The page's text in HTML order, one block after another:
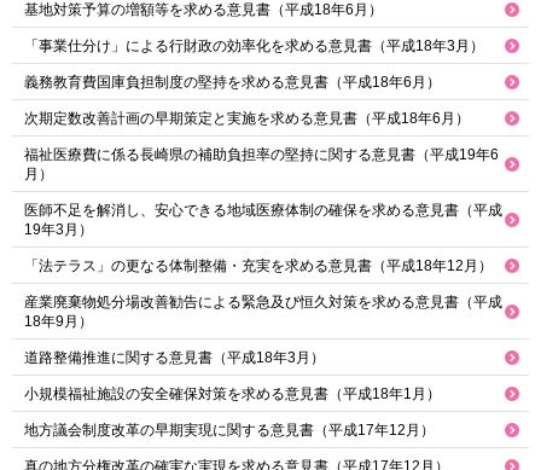
基地対策予算の増額等を求める意見書（平成18年6月）
「事業仕分け」による行財政の効率化を求める意見書（平成18年3月）
義務教育費国庫負担制度の堅持を求める意見書（平成18年6月）
次期定数改善計画の早期策定と実施を求める意見書（平成18年6月）
福祉医療費に係る長崎県の補助負担率の堅持に関する意見書（平成19年6
月）
医師不足を解消し、安心できる地域医療体制の確保を求める意見書（平成
19年3月）
「法テラス」の更なる体制整備・充実を求める意見書（平成18年12月）
産業廃棄物処分場改善勧告による緊急及び恒久対策を求める意見書（平成
18年9月）
道路整備推進に関する意見書（平成18年3月）
小規模福祉施設の安全確保対策を求める意見書（平成18年1月）
地方議会制度改革の早期実現に関する意見書（平成17年12月）
真の地方分権改革の確実な実現を求める意見書（平成17年12月）